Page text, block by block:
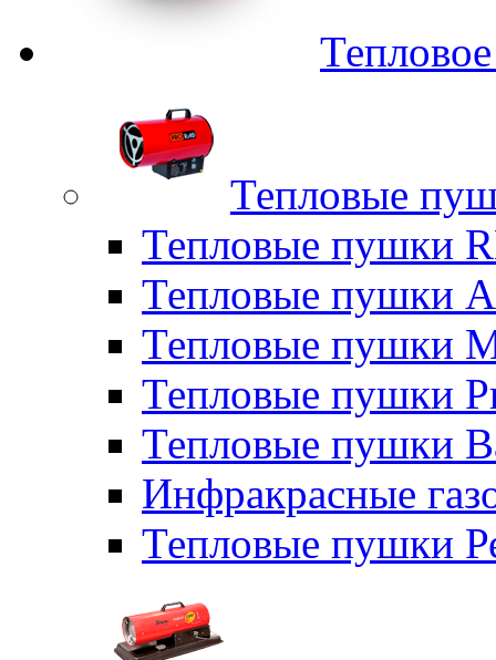
Тепловые
Тепловые пушки
Тепловые пушки
Тепловые пушки
Тепловые пушки
Тепловые пушки
Инфракрасные
Тепловые пушки